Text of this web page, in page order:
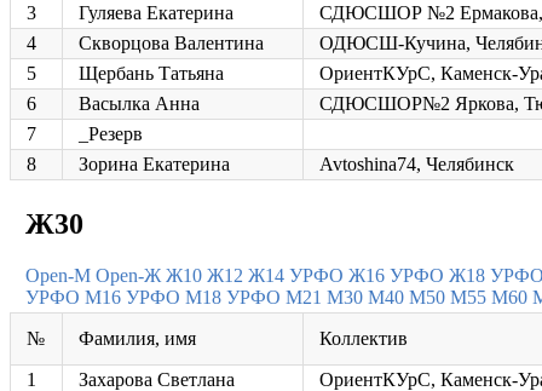
3
Гуляева Екатерина
СДЮСШОР №2 Ермакова,
4
Скворцова Валентина
ОДЮСШ-Кучина,
5
Щербань Татьяна
ОриентКУрС, Каменск-
6
Васылка Анна
СДЮСШОР№2 Яркова,
7
_Резерв
8
Зорина Екатерина Avtoshina74, Челябинск
Ж30
Open-M Open-Ж Ж10 Ж12 Ж14 УРФО Ж16 УРФО Ж18
УРФО М16 УРФО М18 УРФО М21 М30 М40 М50 М55 М60
№ Фамилия, имя
Коллектив
1
Захарова Светлана
ОриентКУрС, Каменск-